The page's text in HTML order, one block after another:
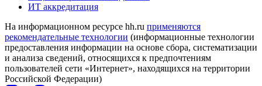
ИТ аккредитация
На информационном ресурсе hh.ru применяются
рекомендательные технологии (информационные технологии
предоставления информации на основе сбора, систематизации
и анализа сведений, относящихся к предпочтениям
пользователей сети «Интернет», находящихся на территории
Российской Федерации)